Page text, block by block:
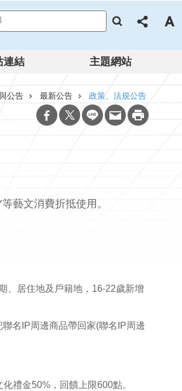
連結 主題網站
公告 最新公告 政策、法規公告
藝文消費折抵使用。
、居住地及戶籍地，16-22歲新增
名IP周邊商品帶回家(聯名IP周邊
禮金50%，回饋上限600點。